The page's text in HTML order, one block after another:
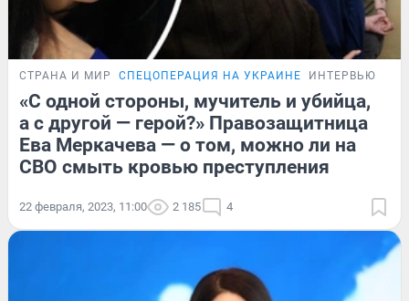
СТРАНА И МИР СПЕЦОПЕРАЦИЯ НА УКРАИНЕ ИНТЕРВЬЮ
«С одной стороны, мучитель и убийца,
а с другой — герой?» Правозащитница
Ева Меркачева — о том, можно ли на
СВО смыть кровью преступления
22 февраля, 2023, 11:00 2 185 4